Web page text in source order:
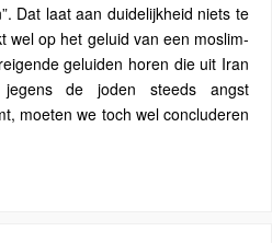
Dat laat aan duidelijkheid niets te
wel op het geluid van een moslim-
geluiden horen die uit Iran
de joden steeds angst
moeten we toch wel concluderen